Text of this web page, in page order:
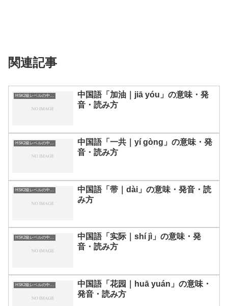
関連記事
中国語「加油｜jiā yóu」の意味・発
音・読み方
中国語「一共｜yí gòng」の意味・発
音・読み方
HSK2級レベルの中国語
中国語「带｜dài」の意味・発音・読
み方
HSK2級レベルの中国語
中国語「实际｜shí jì」の意味・発
音・読み方
HSK2級レベルの中国語
中国語「花园｜huā yuán」の意味・
発音・読み方